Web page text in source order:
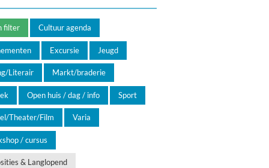
filter Cultuur agenda
Excursie Jeugd
Literair Markt/braderie
Open huis / dag / info Sport
Theater/Film Varia
/ cursus
& Langlopend